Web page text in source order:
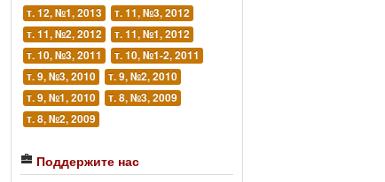
т. 12, №1, 2013
т. 11, №3, 2012
т. 11, №2, 2012
т. 11, №1, 2012
т. 10, №3, 2011
т. 10, №1-2, 2011
т. 9, №3, 2010
т. 9, №2, 2010
т. 9, №1, 2010
т. 8, №3, 2009
т. 8, №2, 2009
Поддержите нас